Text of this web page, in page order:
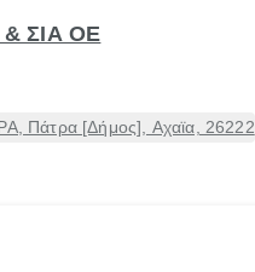
ΣΙΑ ΟΕ
Πάτρα [Δήμος], Αχαϊα, 26222